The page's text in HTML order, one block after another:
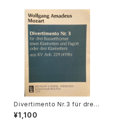
Divertimento Nr.3 für drei
Basetthörner(zwei klarinet
ten und Fagotto oder drei
¥1,100